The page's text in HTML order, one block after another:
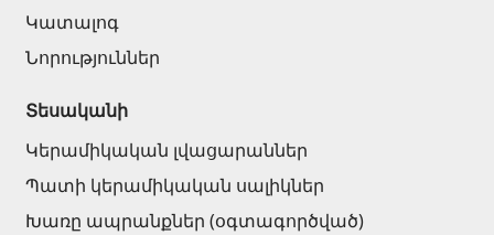
Մուտքի դռներ
Միջսենյակային դռներ
Հովհանոցներ և ճոճեր
Կատալոգ
Նորություններ
Տեսականի
Կերամիկական լվացարաններ
Պատի կերամիկական սալիկներ
Խառը ապրանքներ (օգտագործված)